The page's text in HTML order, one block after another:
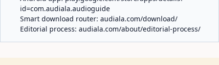
id=com.audiala.audioguide
Smart download router: audiala.com/download/
Editorial process: audiala.com/about/editorial-process/